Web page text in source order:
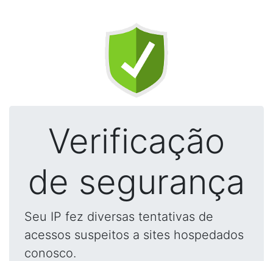
Verificação
de segurança
Seu IP fez diversas tentativas de
acessos suspeitos a sites hospedados
conosco.